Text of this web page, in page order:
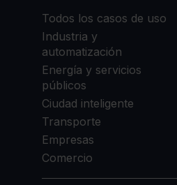
Todos los casos de uso
Industria y
automatización
Energía y servicios
públicos
Ciudad inteligente
Transporte
Empresas
Comercio